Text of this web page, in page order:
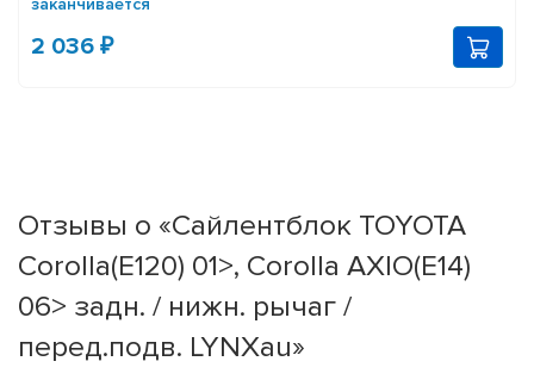
заканчивается
2 036 ₽
Отзывы о «Сайлентблок TOYOTA
Corolla(E120) 01>, Corolla AXIO(E14)
06> задн. / нижн. рычаг /
перед.подв. LYNXau»